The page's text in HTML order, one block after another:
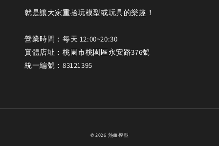
就是讓大家重拾玩模型或玩具的樂趣！
營業時間：每天 12:00~20:30
實體店址：桃園市桃園區永安路376號
統一編號：83121395
© 2026 熱血模型